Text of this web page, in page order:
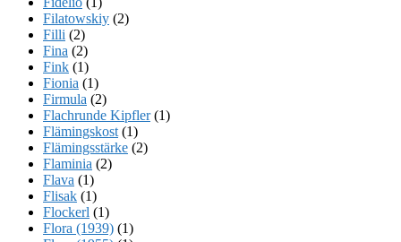
Filatowskiy (2)
Filli (2)
Fina (2)
Fink (1)
Fionia (1)
Firmula (2)
Flachrunde Kipfler(1)
Flämingskost (1)
Flämingsstärke (2)
Flaminia (2)
Flava (1)
Flisak (1)
Flockerl (1)
Flora (1939) (1)